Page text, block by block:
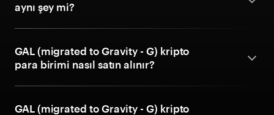
aynı şey mi?
GAL (migrated to Gravity - G) kripto
para birimi nasıl satın alınır?
GAL (migrated to Gravity - G) kripto